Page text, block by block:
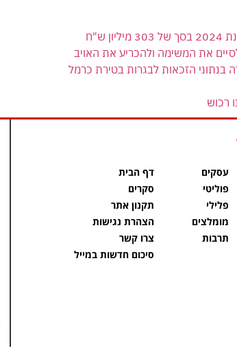
את המשימה ולהכריע את האויב
רכוש
עסקים
פוליטי
פלילי
מומלצים
תרבות
דף הבית
סקרים
תקנון אתר
הצהרת נגישות
צרו קשר
סיכום חדשות במייל